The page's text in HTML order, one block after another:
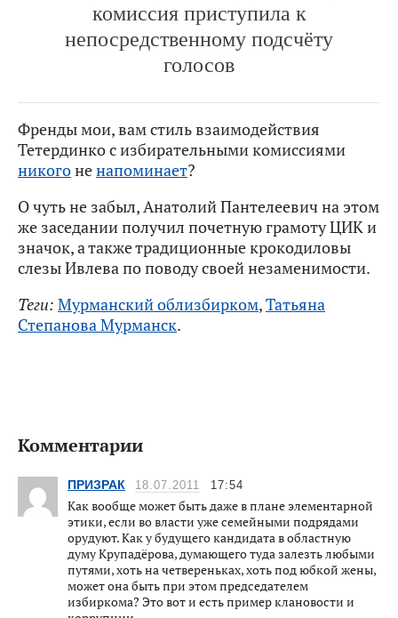
комиссия приступила к
непосредственному подсчёту
голосов
Френды мои, вам стиль взаимодействия
Тетердинко с избирательными комиссиями
никогоненапоминает?
О чуть не забыл, Анатолий Пантелеевич на этом
же заседании получил почетную грамоту ЦИК и
значок, а также традиционные крокодиловы
слезы Ивлева по поводу своей незаменимости.
Теги: Мурманский облизбирком,Татьяна
Степанова Мурманск.
Комментарии
ПРИЗРАК 18.07.2011 17:54
Как вообще может быть даже в плане элементарной
этики, если во власти уже семейными подрядами
орудуют. Как у будущего кандидата в областную
думу Крупадёрова, думающего туда залезть любыми
путями, хоть на четвереньках, хоть под юбкой жены,
может она быть при этом председателем
избиркома? Это вот и есть пример клановости и